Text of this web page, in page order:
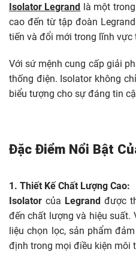
Isolator Legrand là một
cao đến từ tập đoàn
tiến và đổi mới trong lĩnh vực
Với sứ mệnh cung cấp giải
thống điện. Isolator không
biểu tượng cho sự đáng tin
Đặc Điểm Nổi Bật
1. Thiết Kế Chất Lượng Cao:
Isolator của Legrand được
đến chất lượng và hiệu suất.
liệu chọn lọc, sản phẩm
định trong mọi điều kiện môi